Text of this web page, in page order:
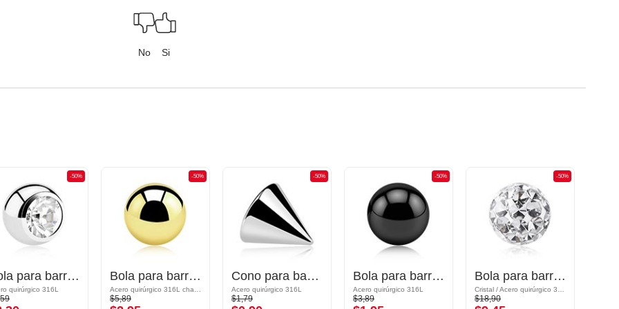
No Si
-50%
Bola para barras con rosca (acero quirúrgico, plateado, acabado brillante) con piedra brillante
quirúrgico 316L
-50%
Bola para barras con rosca (acero quirúrgico, chapado en oro, acabado brillante)
$5,89
-50%
Cono para barras con rosca (acero quirúrgico, plateado, acabado brillante)
Acero quirúrgico 316L
$1,79
-50%
Bola para barras con rosca (acero quirúrgico, negro, acabado brillante)
Acero quirúrgico 316L
$3,89
-50%
Bola para barras con rosca (acero quirúrgico, plateado, acabado brillante) con brillantes
$18,90